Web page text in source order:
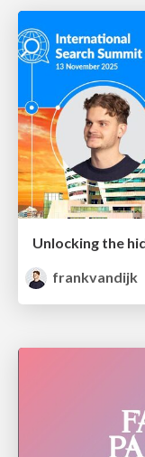
frankvandijk